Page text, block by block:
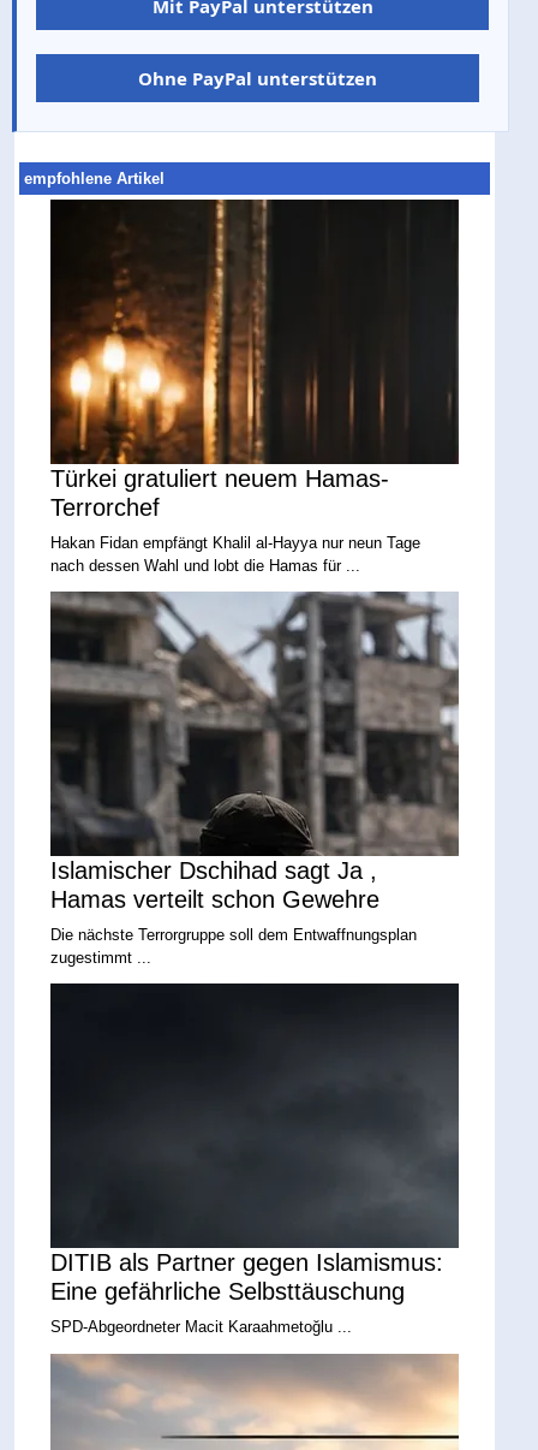
Mit PayPal unterstützen
Ohne PayPal unterstützen
empfohlene Artikel
Türkei gratuliert neuem Hamas-
Terrorchef
Hakan Fidan empfängt Khalil al-Hayya nur neun Tage
nach dessen Wahl und lobt die Hamas für ...
Islamischer Dschihad sagt Ja ,
Hamas verteilt schon Gewehre
Die nächste Terrorgruppe soll dem Entwaffnungsplan
zugestimmt ...
DITIB als Partner gegen Islamismus:
Eine gefährliche Selbsttäuschung
SPD-Abgeordneter Macit Karaahmetoğlu ...